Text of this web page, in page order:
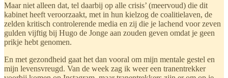
Maar niet alleen dat, tel daarbij op alle crisis’ (meervoud) die dit
kabinet heeft veroorzaakt, met in hun kielzog de coalitielaven, de
zelden kritisch controlerende media en zij die je lachend voor zeven
gulden vijftig bij Hugo de Jonge aan zouden geven omdat je geen
prikje hebt genomen.
En met gezondheid gaat het dan vooral om mijn mentale gestel en
mijn levensvreugd. Van de week zag ik weer een tranentrekker